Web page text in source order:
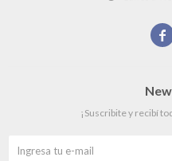

¡Suscribite y recibí